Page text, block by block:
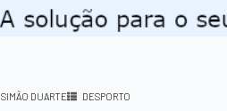
SIMÃO DUARTE DESPORTO